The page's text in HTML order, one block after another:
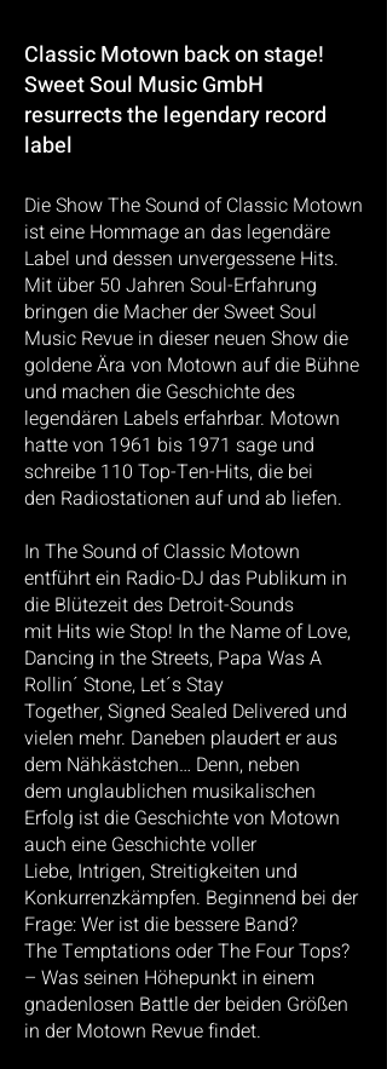
Classic Motown back on stage!
Sweet Soul Music GmbH
resurrects the legendary record
label
Die Show The Sound of Classic Motown
ist eine Hommage an das legendäre
Label und dessen unvergessene Hits.
Mit über 50 Jahren Soul-Erfahrung
bringen die Macher der Sweet Soul
Music Revue in dieser neuen Show die
goldene Ära von Motown auf die Bühne
und machen die Geschichte des
legendären Labels erfahrbar. Motown
hatte von 1961 bis 1971 sage und
schreibe 110 Top-Ten-Hits, die bei
den Radiostationen auf und ab liefen.
In The Sound of Classic Motown
entführt ein Radio-DJ das Publikum in
die Blütezeit des Detroit-Sounds
mit Hits wie Stop! In the Name of Love,
Dancing in the Streets, Papa Was A
Rollin´ Stone, Let´s Stay
Together,Signed Sealed Delivered und
vielen mehr. Daneben plaudert er aus
dem Nähkästchen… Denn, neben
dem unglaublichen musikalischen
Erfolg ist die Geschichte von Motown
auch eine Geschichte voller
Liebe, Intrigen, Streitigkeiten und
Konkurrenzkämpfen. Beginnend bei der
Frage: Wer ist die bessere Band?
TheTemptations oder The Four Tops?
– Was seinen Höhepunkt in einem
gnadenlosen Battle der beiden Größen
in der Motown Revue findet.